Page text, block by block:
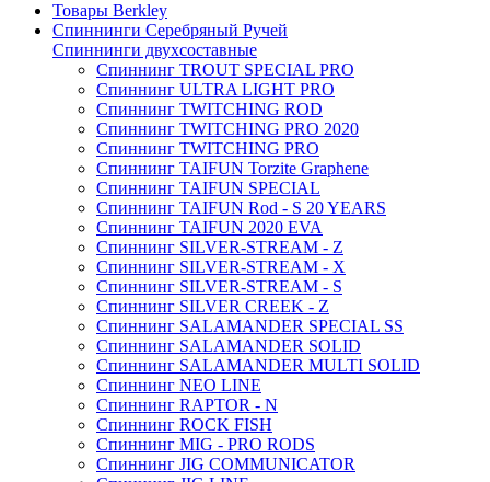
Товары Berkley
Спиннинги Серебряный Ручей
Спиннинги двухсоставные
Спиннинг TROUT SPECIAL PRO
Спиннинг ULTRA LIGHT PRO
Спиннинг TWITCHING ROD
Спиннинг TWITCHING PRO 2020
Спиннинг TWITCHING PRO
Спиннинг TAIFUN Torzite Graphene
Спиннинг TAIFUN SPECIAL
Спиннинг TAIFUN Rod - S 20 YEARS
Спиннинг TAIFUN 2020 EVA
Спиннинг SILVER-STREAM - Z
Спиннинг SILVER-STREAM - X
Спиннинг SILVER-STREAM - S
Спиннинг SILVER CREEK - Z
Спиннинг SALAMANDER SPECIAL SS
Спиннинг SALAMANDER SOLID
Спиннинг SALAMANDER MULTI SOLID
Спиннинг NEO LINE
Спиннинг RAPTOR - N
Спиннинг ROCK FISH
Спиннинг MIG - PRO RODS
Спиннинг JIG COMMUNICATOR